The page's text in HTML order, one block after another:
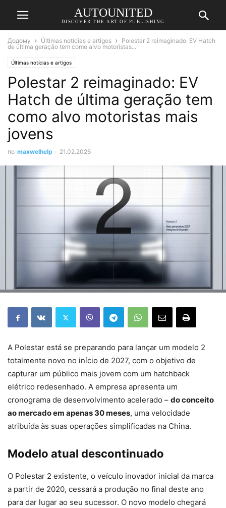
AUTOUNITED
DISCOVER THE ART OF PUBLISHING
Додому Últimas notícias e artigos
Polestar 2 reimaginado: EV Hatch
de última geração tem como alvo motoristas...
Últimas notícias e artigos
Polestar 2 reimaginado: EV
Hatch de última geração tem
como alvo motoristas mais
jovens
по maxwelhelp - 21.02.2026
A Polestar está se preparando para lançar um modelo 2
totalmente novo no início de 2027, com o objetivo de
capturar um público mais jovem com um hatchback
elétrico redesenhado. A empresa apresenta um
cronograma de desenvolvimento acelerado – do conceito
ao mercado em apenas 30 meses, uma velocidade
atribuída às suas operações simplificadas na China.
Modelo atual descontinuado
O Polestar 2 existente, o veículo inovador inicial da marca
a partir de 2020, cessará a produção no final deste ano
para dar lugar ao seu sucessor. O novo modelo chegará